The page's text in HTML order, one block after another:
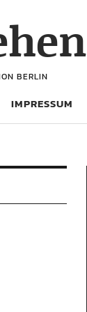
BERLIN
IMPRESSUM